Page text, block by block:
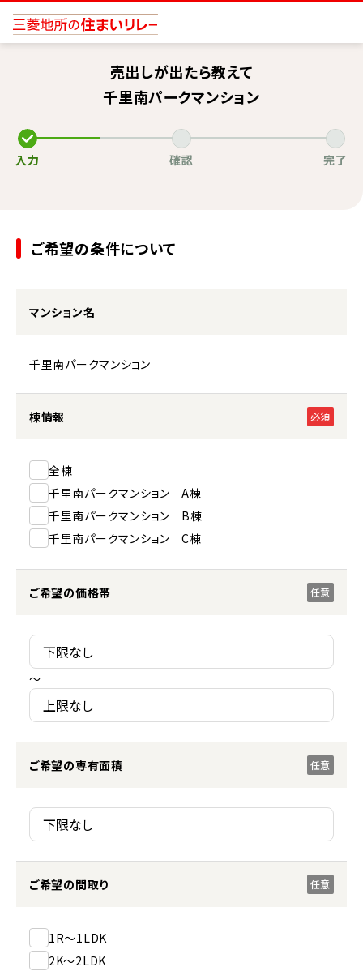
売出しが出たら教えて
千里南パークマンション
入力 確認 完了
ご希望の条件について
マンション名
千里南パークマンション
棟情報 必須
全棟
千里南パークマンション A棟
千里南パークマンション B棟
千里南パークマンション C棟
ご希望の価格帯 任意
～
ご希望の専有面積 任意
ご希望の間取り 任意
1R～1LDK
2K～2LDK